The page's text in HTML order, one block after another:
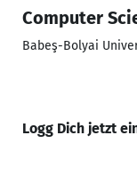
Computer
Babeş-Bolyai
Logg Dich jetzt